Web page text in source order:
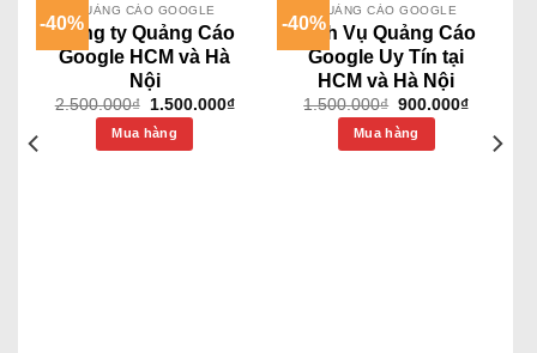
-40%
QUẢNG CÁO GOOGLE
Công ty Quảng Cáo
Google HCM và Hà
Nội
2.500.000₫ 1.500.000₫
Mua hàng
-40%
QUẢNG CÁO GOOGLE
Dịch Vụ Quảng Cáo
Google Uy Tín tại
HCM và Hà Nội
1.500.000₫ 900.000₫
Mua hàng